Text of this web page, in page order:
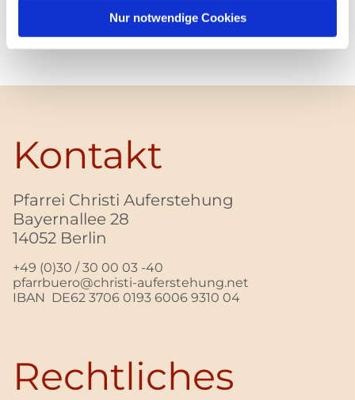
Nur notwendige Cookies
Kontakt
Pfarrei Christi Auferstehung
Bayernallee 28
14052 Berlin
+49 (0)30 / 30 00 03 -40
pfarrbuero@christi-auferstehung.net
IBAN DE62 3706 0193 6006 9310 04
Rechtliches